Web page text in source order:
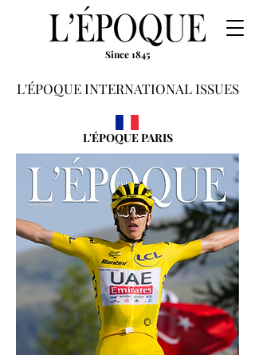
Since 1845
L'ÉPOQUE INTERNATIONAL ISSUES
L'ÉPOQUE PARIS